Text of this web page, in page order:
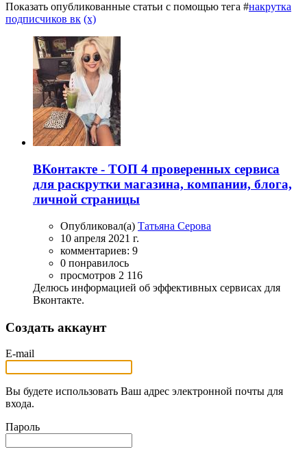
Показать опубликованные статьи с помощью тега #накрутка
подписчиков вк (x)
ВКонтакте - ТОП 4 проверенных сервиса
для раскрутки магазина, компании, блога,
личной страницы
Опубликовал(а) Татьяна Серова
10 апреля 2021 г.
комментариев: 9
0 понравилось
просмотров 2 116
Делюсь информацией об эффективных сервисах для
Вконтакте.
Создать аккаунт
E-mail
Вы будете использовать Ваш адрес электронной почты для
входа.
Пароль